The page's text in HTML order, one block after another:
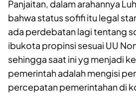
Panjaitan, dalam arahannya
bahwa status sofifi itu legal
ada perdebatan lagi tentang
ibukota propinsi sesuai UU
sehingga saat ini yg menjadi
pemerintah adalah mengisi
percepatan pemerintahan di